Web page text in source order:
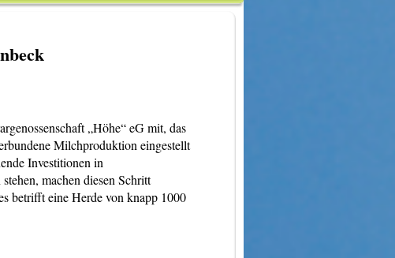
„Höhe“ eG mit, das
Milchproduktion eingestellt
Investitionen in
machen diesen Schritt
betrifft eine Herde von knapp 1000